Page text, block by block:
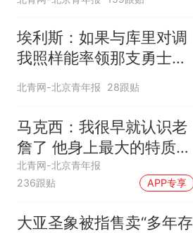
埃利斯：如果与库里对调
我照样能率领那支勇士取
得现在的成就
北青网-北京青年报 28跟贴
马克西：我很早就认识老
詹了 他身上最大的特质就
是谦逊
北青网-北京青年报
236跟贴
APP专享
大亚圣象被指售卖“多年存